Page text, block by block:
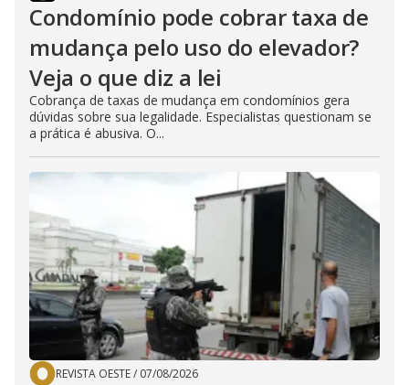
Condomínio pode cobrar taxa de
mudança pelo uso do elevador?
Veja o que diz a lei
Cobrança de taxas de mudança em condomínios gera
dúvidas sobre sua legalidade. Especialistas questionam se
a prática é abusiva. O...
REVISTA OESTE/ 07/08/2026